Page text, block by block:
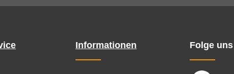
Informationen Folge uns